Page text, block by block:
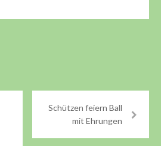
Schützen feiern Ball
mit Ehrungen